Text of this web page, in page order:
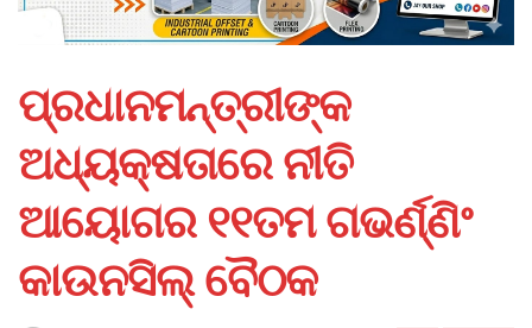
ପ୍ରଧାନମନ୍ତ୍ରୀଙ୍କ
ଅଧ୍ୟକ୍ଷତାରେ ନୀତି
ଆୟୋଗର ୧୧ତମ ଗଭର୍ଣ୍ଣିଂ
କାଉନସିଲ୍ ବୈଠକ